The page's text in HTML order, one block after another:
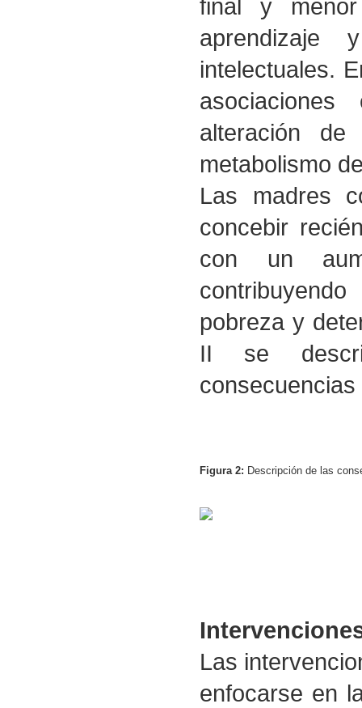
final y
aprendizaje
intelectuales.
asociaciones
alteración
metabolismo
Las madres
concebir
con un
pobreza y
II se
Figura 2: Descripción de las
Las
enfocarse en